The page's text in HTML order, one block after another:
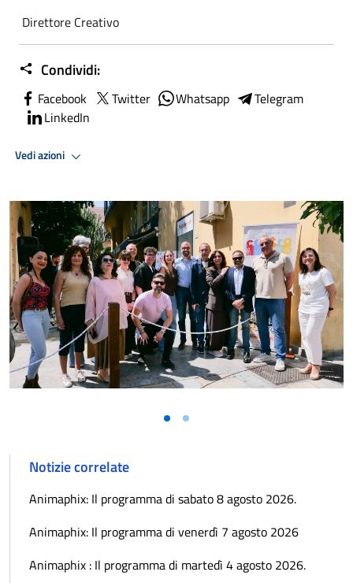
Direttore Creativo
Condividi:
Facebook Twitter Whatsapp
Telegram
LinkedIn
Vedi azioni
Notizie correlate
Animaphix: Il programma di sabato 8 agosto 2026.
Animaphix: Il programma di venerdì 7 agosto 2026
Animaphix : Il programma di martedì 4 agosto 2026.